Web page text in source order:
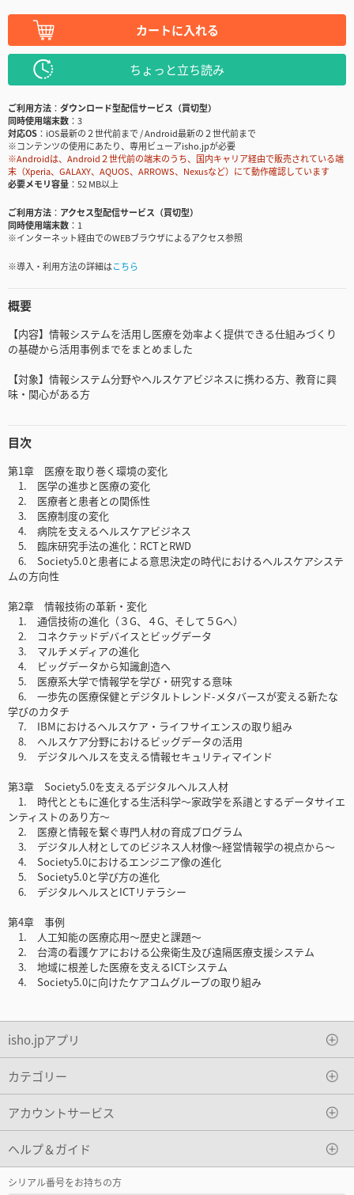
カートに入れる
ちょっと立ち読み
ご利用方法
ダウンロード型配信サービス（買切型）
同時使用端末数
3
対応OS
iOS最新の２世代前まで / Android最新の２世代前まで
※コンテンツの使用にあたり、専用ビューアisho.jpが必要
※Androidは、Android２世代前の端末のうち、国内キャリア経由で販売されている端
末（Xperia、GALAXY、AQUOS、ARROWS、Nexusなど）にて動作確認しています
必要メモリ容量
52 MB以上
ご利用方法
アクセス型配信サービス（買切型）
同時使用端末数
1
※インターネット経由でのWEBブラウザによるアクセス参照
※導入・利用方法の詳細はこちら
概要
【内容】情報システムを活用し医療を効率よく提供できる仕組みづくり
の基礎から活用事例までをまとめました
【対象】情報システム分野やヘルスケアビジネスに携わる方、教育に興
味・関心がある方
目次
第1章 医療を取り巻く環境の変化
1. 医学の進歩と医療の変化
2. 医療者と患者との関係性
3. 医療制度の変化
4. 病院を支えるヘルスケアビジネス
5. 臨床研究手法の進化：RCTとRWD
6. Society5.0と患者による意思決定の時代におけるヘルスケアシステ
ムの方向性
第2章 情報技術の革新・変化
1. 通信技術の進化（３G、４G、そして５Gへ）
2. コネクテッドデバイスとビッグデータ
3. マルチメディアの進化
4. ビッグデータから知識創造へ
5. 医療系大学で情報学を学び・研究する意味
6. 一歩先の医療保健とデジタルトレンド-メタバースが変える新たな
学びのカタチ
7. IBMにおけるヘルスケア・ライフサイエンスの取り組み
8. ヘルスケア分野におけるビッグデータの活用
9. デジタルヘルスを支える情報セキュリティマインド
第3章 Society5.0を支えるデジタルヘルス人材
1. 時代とともに進化する生活科学～家政学を系譜とするデータサイエ
ンティストのあり方～
2. 医療と情報を繋ぐ専門人材の育成プログラム
3. デジタル人材としてのビジネス人材像～経営情報学の視点から～
4. Society5.0におけるエンジニア像の進化
5. Society5.0と学び方の進化
6. デジタルヘルスとICTリテラシー
第4章 事例
1. 人工知能の医療応用～歴史と課題～
2. 台湾の看護ケアにおける公衆衛生及び遠隔医療支援システム
3. 地域に根差した医療を支えるICTシステム
4. Society5.0に向けたケアコムグループの取り組み
isho.jpアプリ
カテゴリー
アカウントサービス
ヘルプ＆ガイド
シリアル番号をお持ちの方